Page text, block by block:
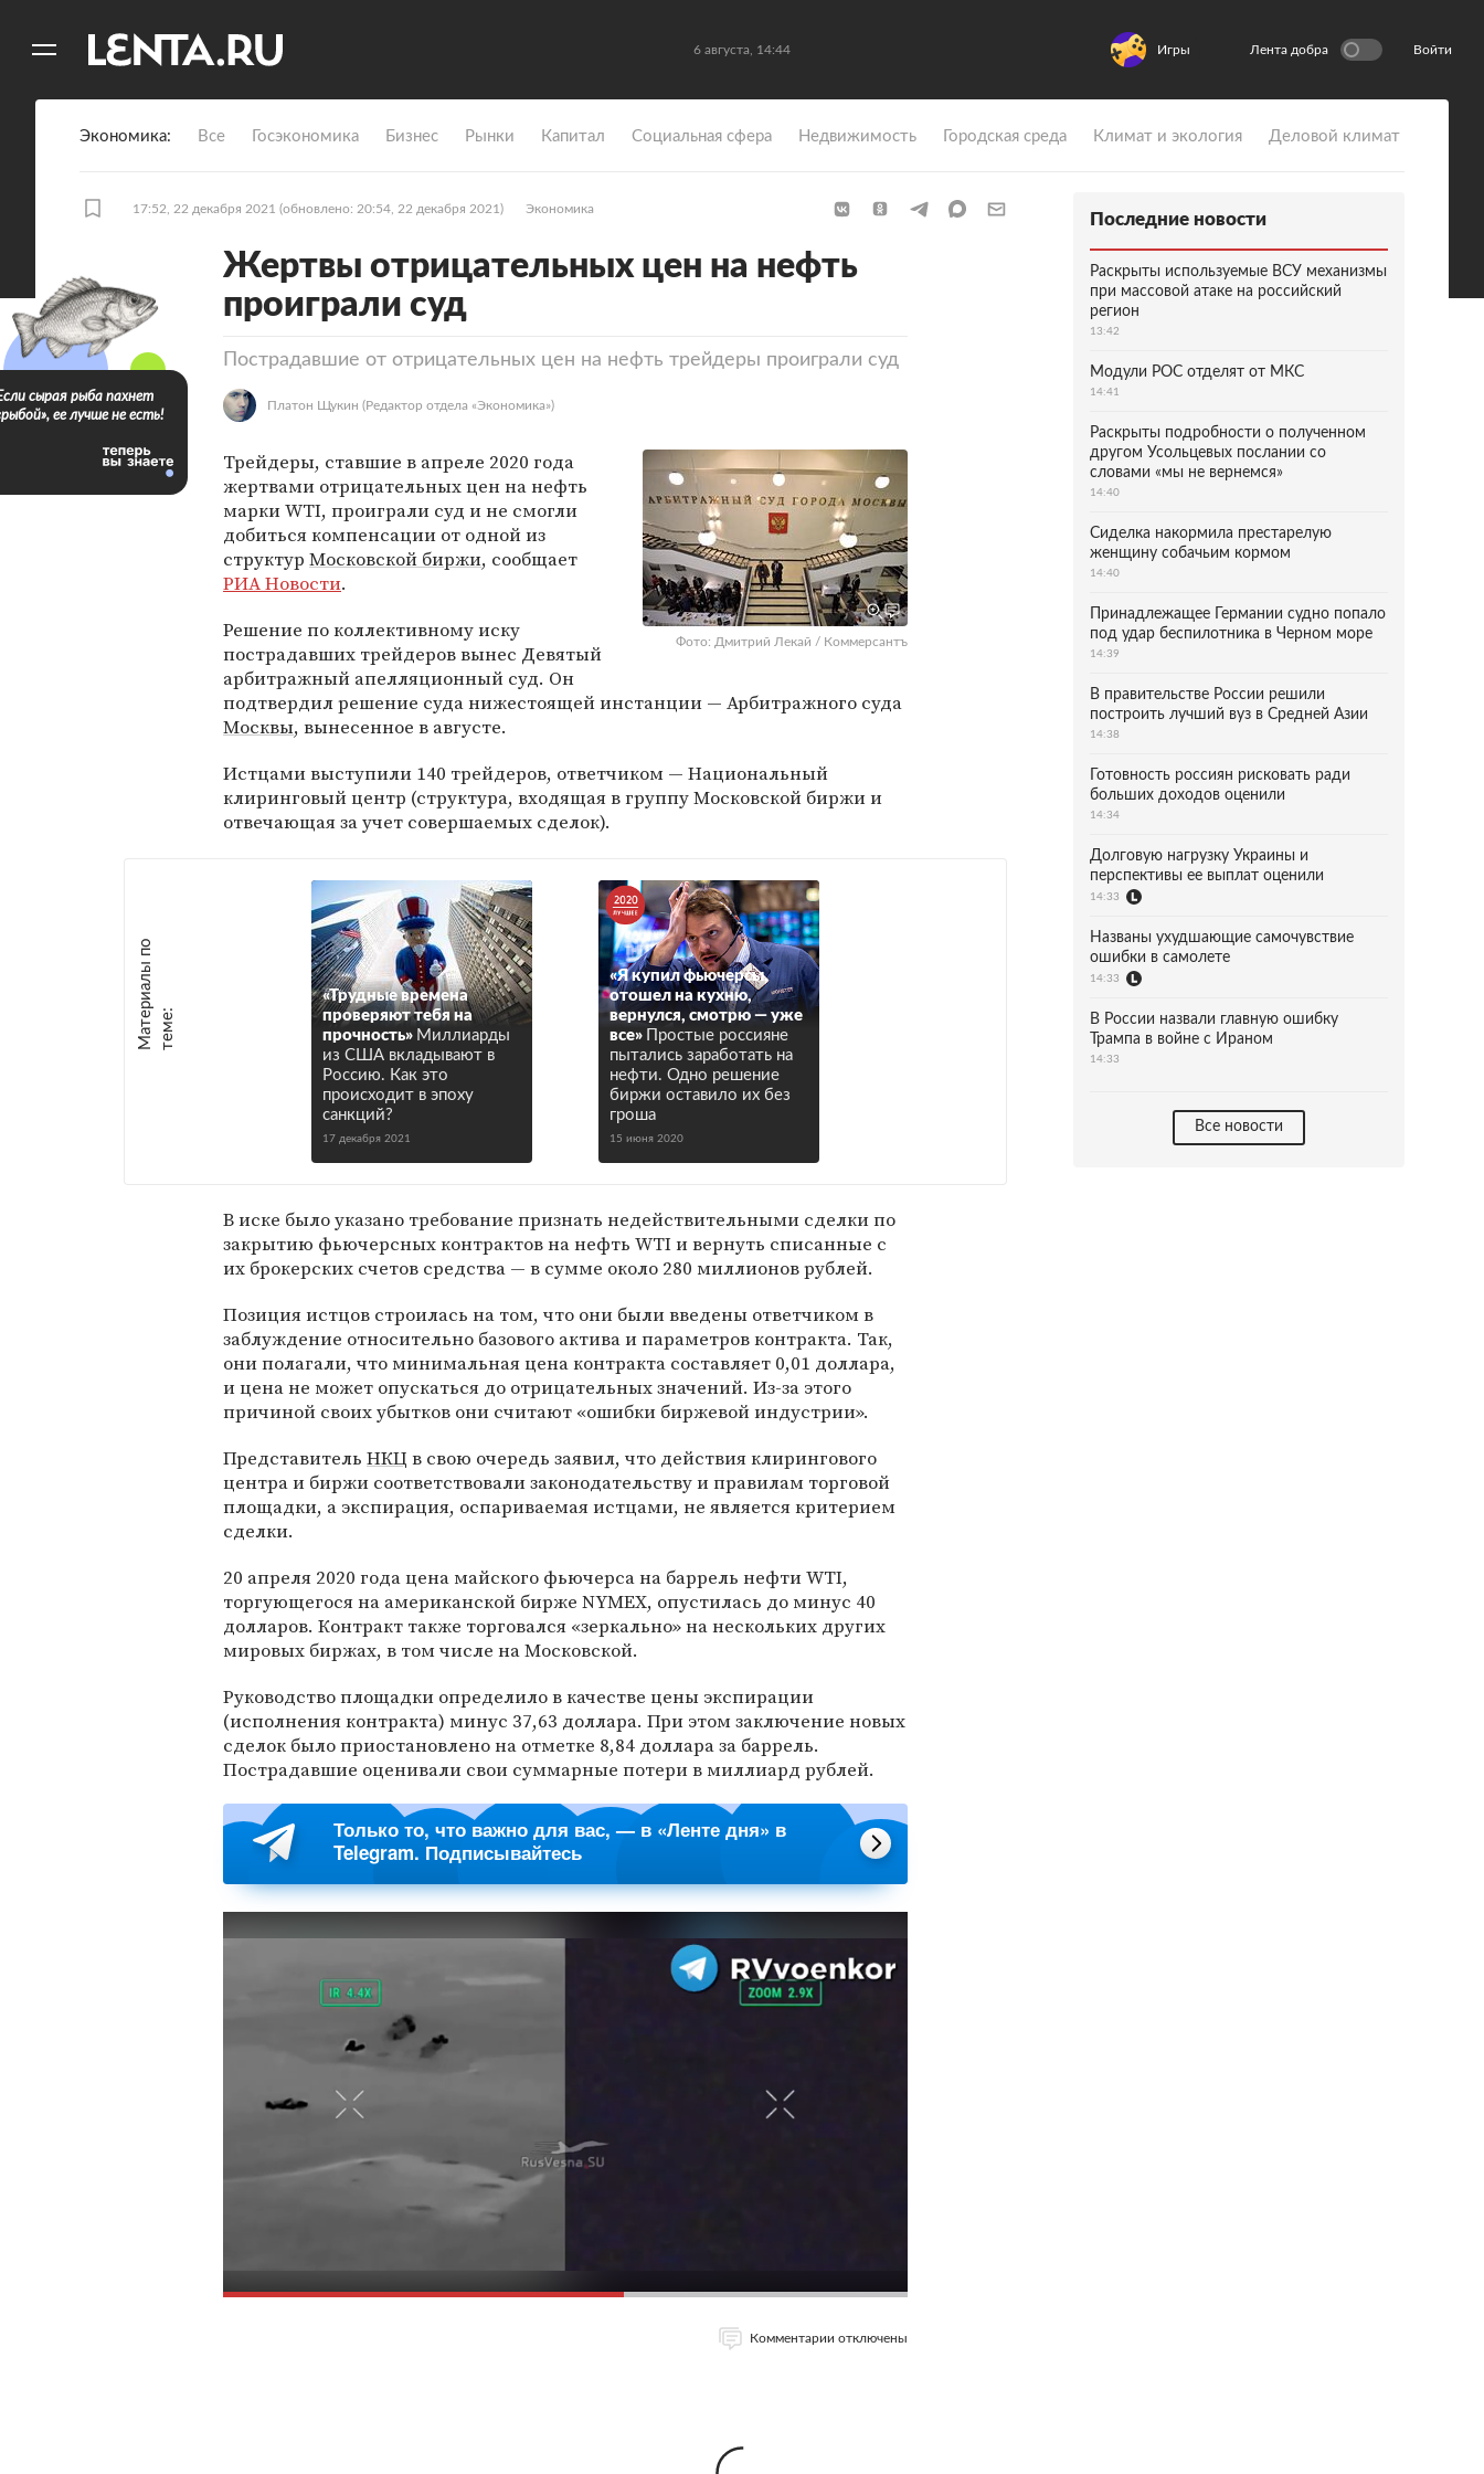
6 августа, 14:44 Игры Лента добра Войти
Экономика Все Госэкономика Бизнес Рынки Капитал Социальная сфера Недвижимость Городская среда Климат и экология Деловой климат
17:52, 22 декабря 2021 (обновлено: 20:54, 22 декабря 2021) Экономика
Жертвы отрицательных цен на нефть
проиграли суд
Пострадавшие от отрицательных цен на нефть трейдеры проиграли суд
Платон Щукин (Редактор отдела «Экономика»)
Фото: Дмитрий Лекай / Коммерсантъ
Трейдеры, ставшие в апреле 2020 года
жертвами отрицательных цен на нефть
марки WTI, проиграли суд и не смогли
добиться компенсации от одной из
структур Московской биржи, сообщает
РИА Новости.
Решение по коллективному иску
пострадавших трейдеров вынес Девятый
арбитражный апелляционный суд. Он
подтвердил решение суда нижестоящей инстанции — Арбитражного суда
Москвы, вынесенное в августе.
Истцами выступили 140 трейдеров, ответчиком — Национальный
клиринговый центр (структура, входящая в группу Московской биржи и
отвечающая за учет совершаемых сделок).
М
а
т е
р
и
а
л
ы
п
о
т
е
м
е :
«Трудные времена
проверяют тебя на
прочность» Миллиарды
из США вкладывают в
Россию. Как это
происходит в эпоху
санкций?
17 декабря 2021
«Я купил фьючерсы,
отошел на кухню,
вернулся, смотрю — уже
все»
Простые россияне
пытались заработать на
нефти. Одно решение
биржи оставило их без
гроша
15 июня 2020
В иске было указано требование признать недействительными сделки по
закрытию фьючерсных контрактов на нефть WTI и вернуть списанные с
их брокерских счетов средства — в сумме около 280 миллионов рублей.
Позиция истцов строилась на том, что они были введены ответчиком в
заблуждение относительно базового актива и параметров контракта. Так,
они полагали, что минимальная цена контракта составляет 0,01 доллара,
и цена не может опускаться до отрицательных значений. Из-за этого
причиной своих убытков они считают «ошибки биржевой индустрии».
Представитель НКЦ в свою очередь заявил, что действия клирингового
центра и биржи соответствовали законодательству и правилам торговой
площадки, а экспирация, оспариваемая истцами, не является критерием
сделки.
20 апреля 2020 года цена майского фьючерса на баррель нефти WTI,
торгующегося на американской бирже NYMEX, опустилась до минус 40
долларов. Контракт также торговался «зеркально» на нескольких других
мировых биржах, в том числе на Московской.
Руководство площадки определило в качестве цены экспирации
(исполнения контракта) минус 37,63 доллара. При этом заключение новых
сделок было приостановлено на отметке 8,84 доллара за баррель.
Пострадавшие оценивали свои суммарные потери в миллиард рублей.
Только то, что важно для вас, — в «Ленте дня» в
Telegram. Подписывайтесь
Комментарии отключены
сырая рыба пахнет
ее лучше не есть!
Последние новости
Раскрыты используемые ВСУ механизмы
при массовой атаке на российский
регион
13:42
Модули РОС отделят от МКС
14:41
Раскрыты подробности о полученном
другом Усольцевых послании со
словами «мы не вернемся»
14:40
Сиделка накормила престарелую
женщину собачьим кормом
14:40
Принадлежащее Германии судно попало
под удар беспилотника в Черном море
14:39
В правительстве России решили
построить лучший вуз в Средней Азии
14:38
Готовность россиян рисковать ради
больших доходов оценили
14:34
Долговую нагрузку Украины и
перспективы ее выплат оценили
14:33
Названы ухудшающие самочувствие
ошибки в самолете
14:33
В России назвали главную ошибку
Трампа в войне с Ираном
14:33
Все новости